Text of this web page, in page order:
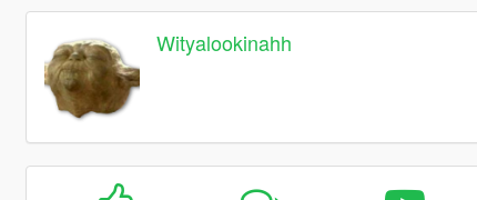
Wityalookinahh